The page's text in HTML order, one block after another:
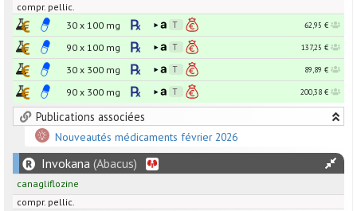
compr. pellic.
30 x 100 mg 62,95 €
90 x 100 mg 137,25 €
30 x 300 mg 89,89 €
90 x 300 mg 200,38 €
Publications associées
Nouveautés médicaments février 2026
Invokana (Abacus)
canagliflozine
compr. pellic.